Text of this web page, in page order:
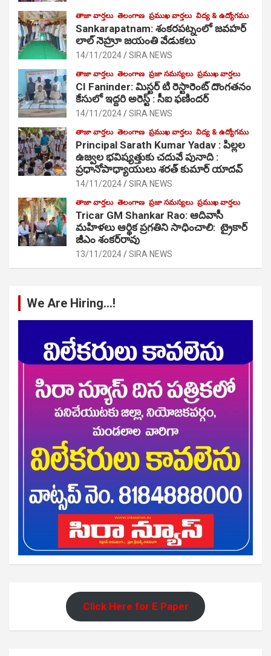
తాజా వార్తలు తెలంగాణ ప్రముఖ వార్తలు విద్య & ఉద్యోగము
Sankarapatnam: శంకరపట్నంలో జవహర్
లాల్ నెహ్రూ జయంతి వేడుకలు
14/11/2024 SIRA NEWS
తాజా వార్తలు తెలంగాణ ప్రజా సమస్యలు ప్రముఖ వార్తలు
CI Faninder: మిస్టర్ టి రెస్టారెంట్ దొంగతనం
కేసులో ఇద్దరి అరెస్ట్ : సీఐ ఫణిందర్
14/11/2024 SIRA NEWS
తాజా వార్తలు తెలంగాణ ప్రముఖ వార్తలు విద్య & ఉద్యోగము
Principal Sarath Kumar Yadav : పిల్లల
ఉజ్వల భవిష్యత్తుకు చదువే పునాది :
ప్రధానోపాధ్యాయులు శరత్ కుమార్ యాదవ్
14/11/2024 SIRA NEWS
తాజా వార్తలు తెలంగాణ ప్రజా సమస్యలు ప్రముఖ వార్తలు
Tricar GM Shankar Rao: ఆదివాసీ
మహిళలు ఆర్థిక ప్రగతిని సాధించాలి: ట్రైకార్
జీఎం శంకర్‌రావు
13/11/2024 SIRA NEWS
We Are Hiring…!
Click Here for E Paper